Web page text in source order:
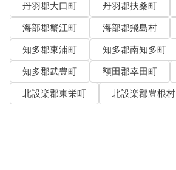
丹羽郡大口町
丹羽郡扶桑町
海部郡蟹江町
海部郡飛島村
知多郡東浦町
知多郡南知多町
知多郡武豊町
額田郡幸田町
北設楽郡東栄町
北設楽郡豊根村